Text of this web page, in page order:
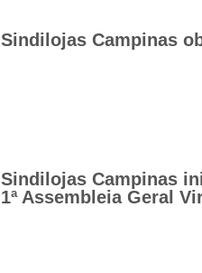
Sindilojas Campinas
Sindilojas Campinas
1ª Assembleia Geral